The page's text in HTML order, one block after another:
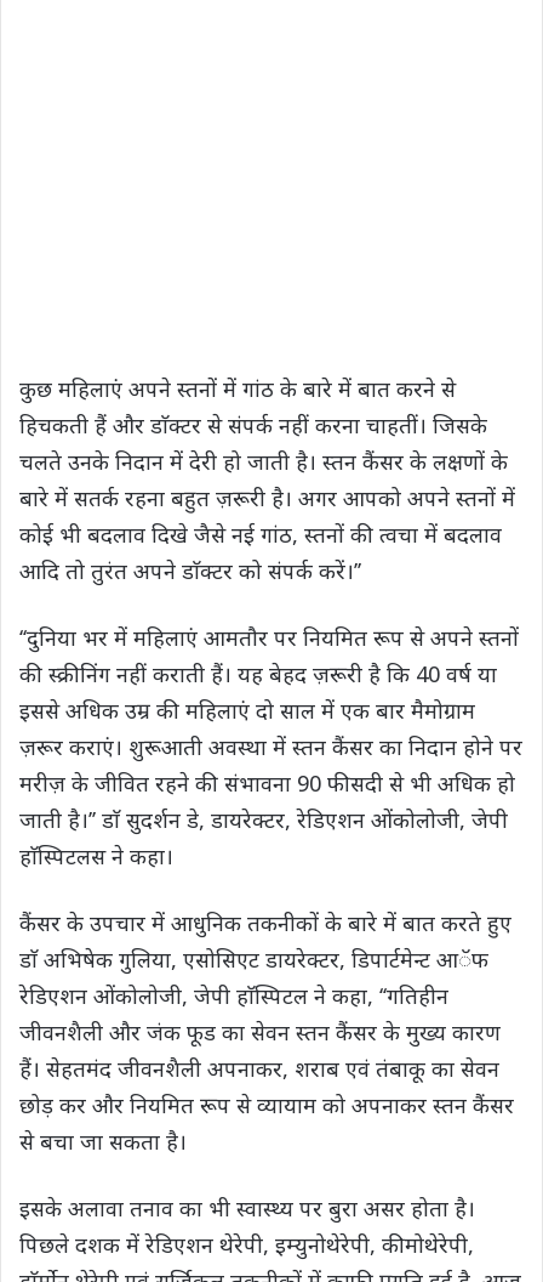
कुछ महिलाएं अपने स्तनों में गांठ के बारे में बात करने से
हिचकती हैं और डाॅक्टर से संपर्क नहीं करना चाहतीं। जिसके
चलते उनके निदान में देरी हो जाती है। स्तन कैंसर के लक्षणों के
बारे में सतर्क रहना बहुत ज़रूरी है। अगर आपको अपने स्तनों में
कोई भी बदलाव दिखे जैसे नई गांठ, स्तनों की त्वचा में बदलाव
आदि तो तुरंत अपने डाॅक्टर को संपर्क करें।’’
‘‘दुनिया भर में महिलाएं आमतौर पर नियमित रूप से अपने स्तनों
की स्क्रीनिंग नहीं कराती हैं। यह बेहद ज़रूरी है कि 40 वर्ष या
इससे अधिक उम्र की महिलाएं दो साल में एक बार मैमोग्राम
ज़रूर कराएं। शुरूआती अवस्था में स्तन कैंसर का निदान होने पर
मरीज़ के जीवित रहने की संभावना 90 फीसदी से भी अधिक हो
जाती है।’’ डाॅ सुदर्शन डे, डायरेक्टर, रेडिएशन ओंकोलोजी, जेपी
हाॅस्पिटलस ने कहा।
कैंसर के उपचार में आधुनिक तकनीकों के बारे में बात करते हुए
डाॅ अभिषेक गुलिया, एसोसिएट डायरेक्टर, डिपार्टमेन्ट आॅफ
रेडिएशन ओंकोलोजी, जेपी हाॅस्पिटल ने कहा, ‘‘गतिहीन
जीवनशैली और जंक फूड का सेवन स्तन कैंसर के मुख्य कारण
हैं। सेहतमंद जीवनशैली अपनाकर, शराब एवं तंबाकू का सेवन
छोड़ कर और नियमित रूप से व्यायाम को अपनाकर स्तन कैंसर
से बचा जा सकता है।
इसके अलावा तनाव का भी स्वास्थ्य पर बुरा असर होता है।
पिछले दशक में रेडिएशन थेरेपी, इम्युनोथेरेपी, कीमोथेरेपी,